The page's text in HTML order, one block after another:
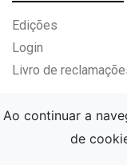
Edições
Login
Livro de
Gazeta Paços de
Ao continuar a
de